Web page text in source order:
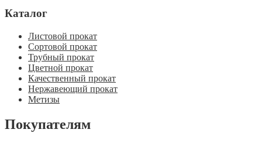
Каталог
Листовой прокат
Сортовой прокат
Трубный прокат
Цветной прокат
Качественный прокат
Нержавеющий прокат
Метизы
Покупателям